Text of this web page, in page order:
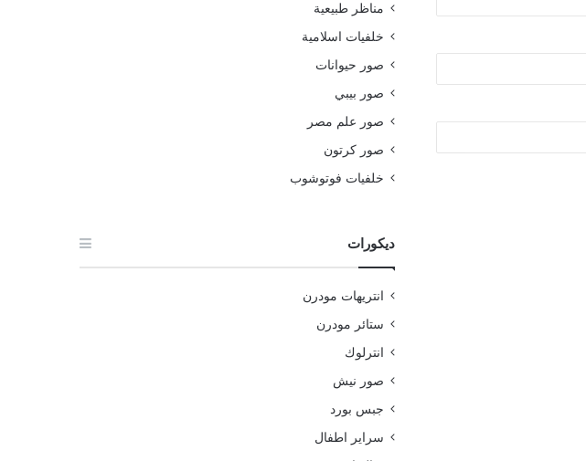
مناظر طبيعية
خلفيات اسلامية
صور حيوانات
صور بيبي
صور علم مصر
صور كرتون
خلفيات فوتوشوب
ديكورات
انتريهات مودرن
ستائر مودرن
انترلوك
صور نيش
جبس بورد
سراير اطفال